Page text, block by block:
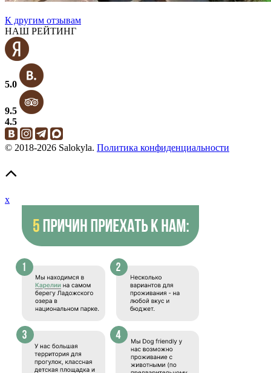
К другим отзывам
НАШ РЕЙТИНГ
5.0
9.5
4.5
© 2018-2026 Salokyla. Политика конфиденциальности
x